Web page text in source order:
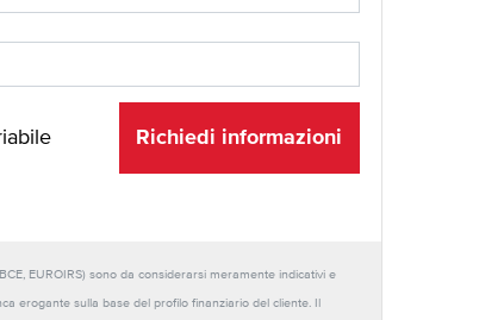
Richiedi informazioni
EUROIRS) sono da considerarsi meramente indicativi e
erogante sulla base del profilo finanziario del cliente. Il